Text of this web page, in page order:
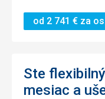
od 2 741 € za
Ste
mesiac a